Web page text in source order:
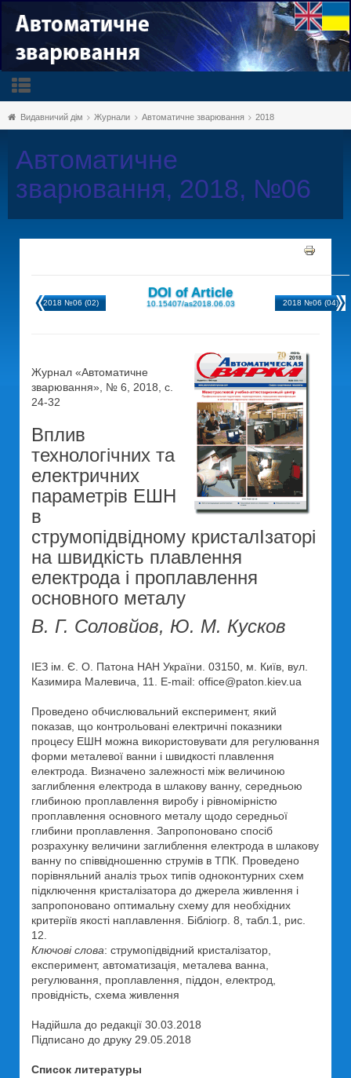
Видавничий дім Журнали Автоматичне зварювання 2018
Автоматичне
зварювання, 2018, №06
2018 №06 (02)
DOI of Article
10.15407/as2018.06.03 2018 №06 (04)
Журнал «Автоматичне
зварювання», № 6, 2018, с.
24-32
Вплив
технологічних та
електричних
параметрів ЕШН
в
струмопідвідному кристалІзаторі
на швидкість плавлення
електрода і проплавлення
основного металу
В. Г. Соловйов, Ю. М. Кусков
ІЕЗ ім. Є. О. Патона НАН України. 03150, м. Київ, вул.
Казимира Малевича, 11. E-mail: office@paton.kiev.ua
Проведено обчислювальний експеримент, який
показав, що контрольовані електричні показники
процесу ЕШН можна використовувати для регулювання
форми металевої ванни і швидкості плавлення
електрода. Визначено залежності між величиною
заглиблення електрода в шлакову ванну, середньою
глибиною проплавлення виробу і рівномірністю
проплавлення основного металу щодо середньої
глибини проплавлення. Запропоновано спосіб
розрахунку величини заглиблення електрода в шлакову
ванну по співвідношенню струмів в ТПК. Проведено
порівняльний аналіз трьох типів одноконтурних схем
підключення кристалізатора до джерела живлення і
запропоновано оптимальну схему для необхідних
критеріїв якості наплавлення. Бібліогр. 8, табл.1, рис.
12.
Ключові слова: струмопідвідний кристалізатор,
експеримент, автоматизація, металева ванна,
регулювання, проплавлення, піддон, електрод,
провідність, схема живлення
Надійшла до редакції 30.03.2018
Підписано до друку 29.05.2018
Список литературы